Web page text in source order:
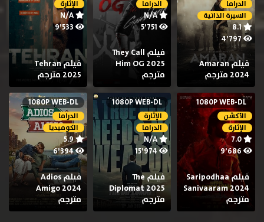
الدراما
السيرة الذاتية
8.1
4٬797
فيلم Amaran
2024 مترجم
الدراما
N/A
5٬751
فيلم They Call
Him OG 2025
مترجم
الإثارة
N/A
فيلم Tehran
2025 مترجم
1080P WEB-DL
الأكشن
الإثارة
فيلم Saripodhaa
Sanivaaram 2024
مترجم
1080P WEB-DL
الإثارة
الدراما
N/A
15٬974
فيلم The
Diplomat 2025
مترجم
1080P WEB-DL
الدراما
الكوميديا
5.9
6٬394
فيلم Adios
Amigo 2024
مترجم